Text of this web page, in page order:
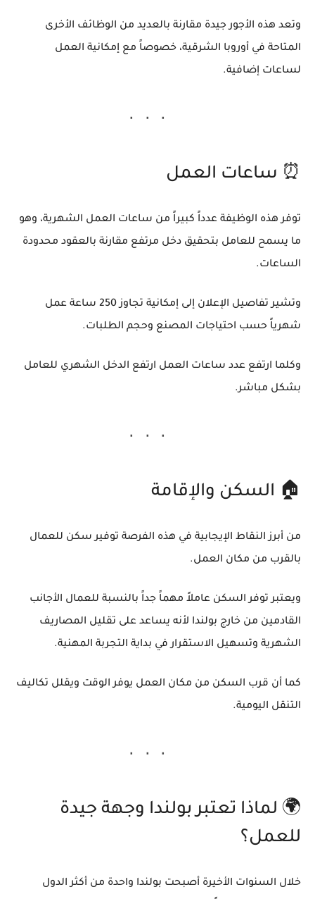
وتعد هذه الأجور جيدة مقارنة بالعديد من الوظائف الأخرى
المتاحة في أوروبا الشرقية، خصوصاً مع إمكانية العمل
لساعات إضافية.
⏰ ساعات العمل
توفر هذه الوظيفة عدداً كبيراً من ساعات العمل الشهرية، وهو
ما يسمح للعامل بتحقيق دخل مرتفع مقارنة بالعقود محدودة
الساعات.
وتشير تفاصيل الإعلان إلى إمكانية تجاوز 250 ساعة عمل
شهرياً حسب احتياجات المصنع وحجم الطلبات.
وكلما ارتفع عدد ساعات العمل ارتفع الدخل الشهري للعامل
بشكل مباشر.
🏠 السكن والإقامة
من أبرز النقاط الإيجابية في هذه الفرصة توفير سكن للعمال
بالقرب من مكان العمل.
ويعتبر توفر السكن عاملاً مهماً جداً بالنسبة للعمال الأجانب
القادمين من خارج بولندا لأنه يساعد على تقليل المصاريف
الشهرية وتسهيل الاستقرار في بداية التجربة المهنية.
كما أن قرب السكن من مكان العمل يوفر الوقت ويقلل تكاليف
التنقل اليومية.
🌍 لماذا تعتبر بولندا وجهة جيدة
للعمل؟
خلال السنوات الأخيرة أصبحت بولندا واحدة من أكثر الدول